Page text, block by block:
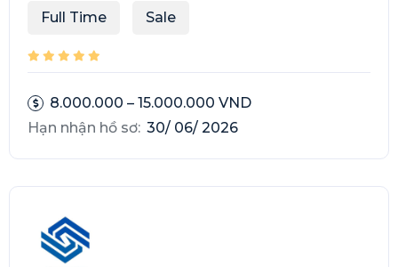
Full Time Sale
8.000.000 – 15.000.000 VND
Hạn nhận hồ sơ: 30/ 06/ 2026